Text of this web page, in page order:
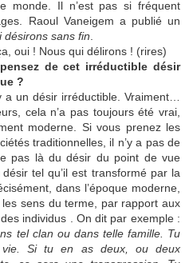
monde. Il n’est pas si fréquent
Raoul Vaneigem a publié un
désirons sans fin
oui ! Nous qui délirons ! (rires)
de cet irréductible désir
?
un désir irréductible. Vraiment…
cela n’a pas toujours été vrai,
moderne. Si vous prenez les
traditionnelles, il n’y a pas de
pas là du désir du point de vue
tel qu’il est transformé par la
dans l’époque moderne,
sens du terme, par rapport aux
individus . On dit par exemple :
tel clan ou dans telle famille. Tu
Si tu en as deux, ou deux